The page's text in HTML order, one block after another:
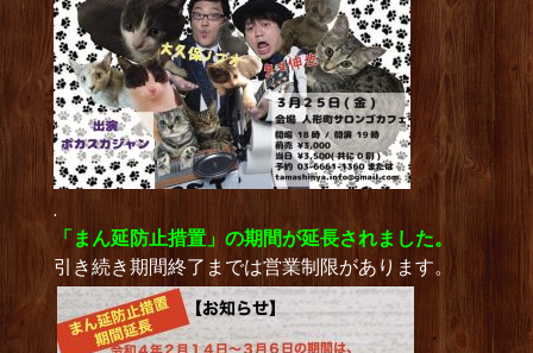
.
「まん延防止措置」の期間が延長されました。
引き続き期間終了までは営業制限があります。